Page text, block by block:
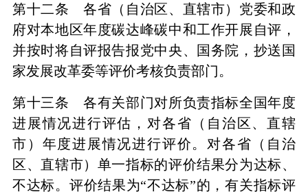
第十二条 各省（自治区、直辖市）党委和政
府对本地区年度碳达峰碳中和工作开展自评，
并按时将自评报告报党中央、国务院，抄送国
家发展改革委等评价考核负责部门。
第十三条 各有关部门对所负责指标全国年度
进展情况进行评估，对各省（自治区、直辖
市）年度进展情况进行评价。对各省（自治
区、直辖市）单一指标的评价结果分为达标、
不达标。评价结果为“不达标”的，有关指标评